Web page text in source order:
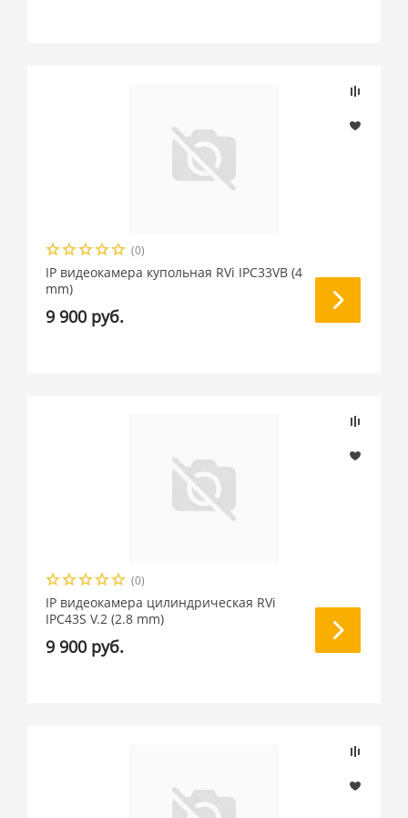
(0)
IP видеокамера купольная RVi IPC33VB (4
mm)
9 900 руб.
(0)
IP видеокамера цилиндрическая RVi
IPC43S V.2 (2.8 mm)
9 900 руб.